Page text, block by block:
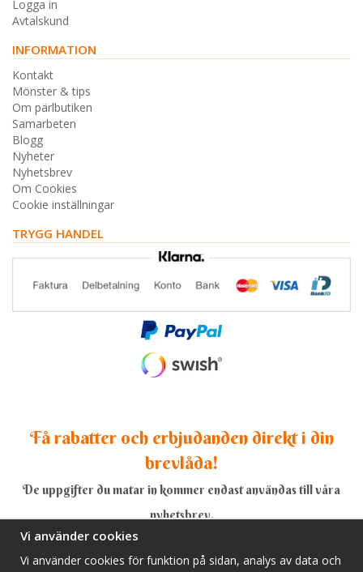
Logga in
Avtalskund
INFORMATION
Kontakt
Mönster & tips
Om pärlbutiken
Samarbeten
Blogg
Nyheter
Nyhetsbrev
Om Cookies
Cookie inställningar
TRYGG HANDEL
Få rabatter och erbjudanden direkt i din
brevlåda!
De uppgifter du matar in kommer endast användas till våra
nyhetsbrev.
Vi använder cookies
Vi använder cookies för funktion på sidan, analys av data och